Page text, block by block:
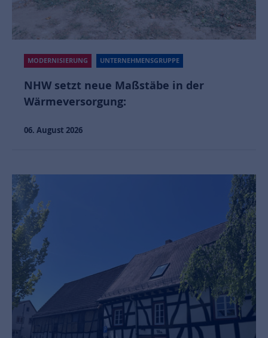
MODERNISIERUNG UNTERNEHMENSGRUPPE
NHW setzt neue Maßstäbe in der
Wärmeversorgung:
06. August 2026